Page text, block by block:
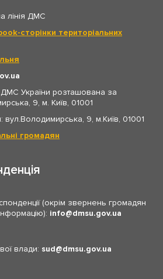
лінія ДМС
сторінки територіальних
України розташована за
9, м. Київ, 01001
вул.Володимирська, 9, м.Київ, 01001
громадян
(окрім звернень громадян
info dmsu.gov.ua
влади: sud dmsu.gov.ua